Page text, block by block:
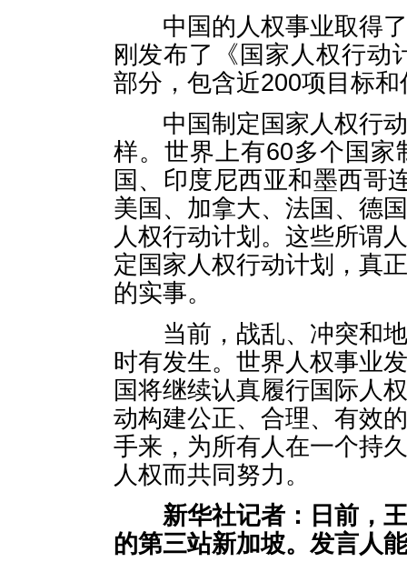
中国的人权事业取得了
刚发布了《国家人权行动
部分，包含近200项目标和
中国制定国家人权行动
样。世界上有60多个国
国、印度尼西亚和墨西哥
美国、加拿大、法国、德
人权行动计划。这些所谓
定国家人权行动计划，真
的实事。
当前，战乱、冲突和地
时有发生。世界人权事业
国将继续认真履行国际人
动构建公正、合理、有效
手来，为所有人在一个持
人权而共同努力。
新华社记者：日前，
的第三站新加坡。发言人